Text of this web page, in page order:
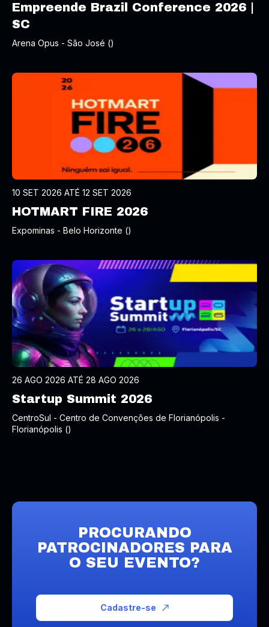
Empreende Brazil Conference 2026 |
SC
Arena Opus - São José ()
10 SET 2026 ATÉ 12 SET 2026
HOTMART FIRE 2026
Expominas - Belo Horizonte ()
26 AGO 2026 ATÉ 28 AGO 2026
Startup Summit 2026
CentroSul - Centro de Convenções de Florianópolis -
Florianópolis ()
PROCURANDO
PATROCINADORES PARA
O SEU EVENTO?
Cadastre-se